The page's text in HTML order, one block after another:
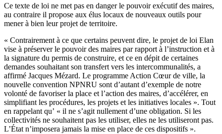
Ce texte de loi ne met pas en danger le pouvoir exécutif des maires,
au contraire il propose aux élus locaux de nouveaux outils pour
mener à bien leur projet de territoire.
« Contrairement à ce que certains peuvent dire, le projet de loi Elan
vise à préserver le pouvoir des maires par rapport à l’instruction et à
la signature du permis de construire, et ce en dépit de certaines
demandes souhaitant son transfert vers les intercommunalités, a
affirmé Jacques Mézard. Le programme Action Cœur de ville, la
nouvelle convention NPNRU sont d’autant d’exemple de notre
volonté de favoriser la place et l’action des maires, d’accélérer, en
simplifiant les procédures, les projets et les initiatives locales ». Tout
en rappelant qu’ « il ne s’agit nullement d’une obligation. Si les
collectivités ne souhaitent pas les utiliser, elles ne les utiliseront pas.
L’État n’imposera jamais la mise en place de ces dispositifs ».